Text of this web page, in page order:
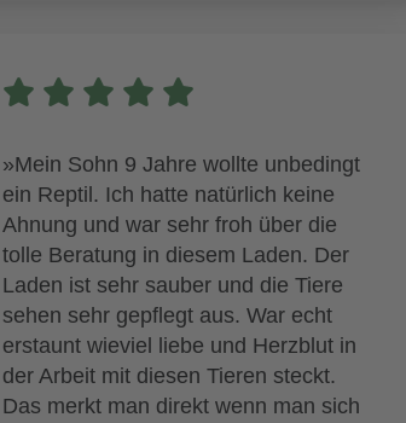
»Mein Sohn 9 Jahre wollte unbedingt
ein Reptil. Ich hatte natürlich keine
Ahnung und war sehr froh über die
tolle Beratung in diesem Laden. Der
Laden ist sehr sauber und die Tiere
sehen sehr gepflegt aus. War echt
erstaunt wieviel liebe und Herzblut in
der Arbeit mit diesen Tieren steckt.
Das merkt man direkt wenn man sich